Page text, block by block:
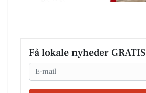
Få lokale nyheder GRATIS
Email